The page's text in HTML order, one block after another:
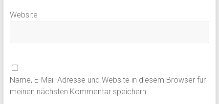
Website
Name, E-Mail-Adresse und Website in diesem Browser für
meinen nächsten Kommentar speichern.